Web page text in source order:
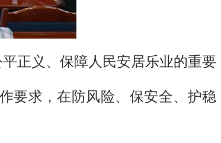
正义、保障人民安居乐业的重要
要求，在防风险、保安全、护稳